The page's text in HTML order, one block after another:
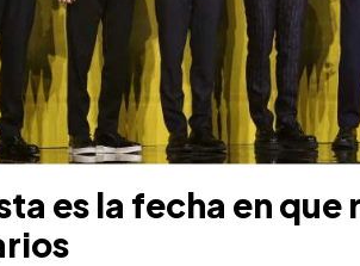
es la fecha en que